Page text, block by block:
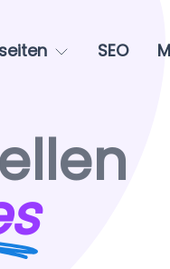
SEO